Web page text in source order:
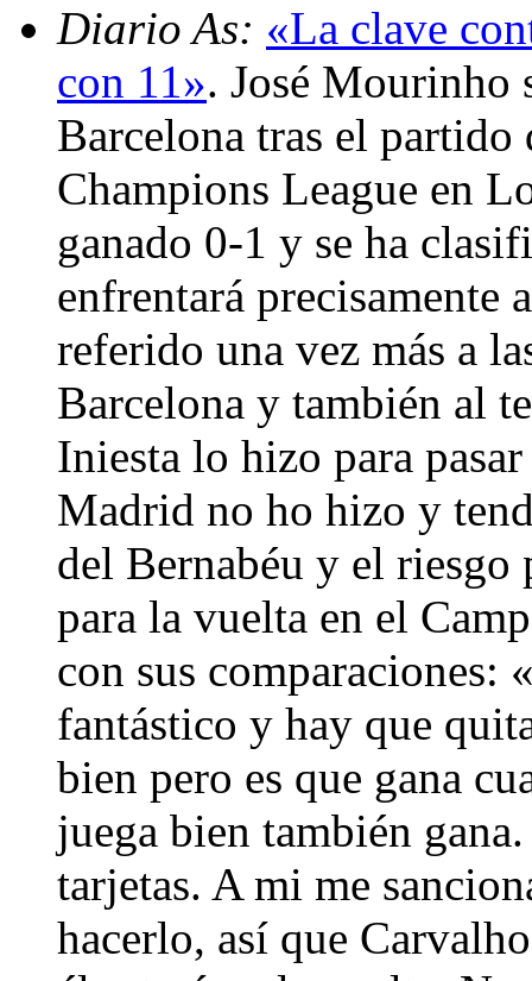
Diario As: «La clave
con 11». José Mourinho
Barcelona tras el
Champions League en
ganado 0-1 y se ha
enfrentará precisamente
referido una vez más a
Barcelona y también al
Iniesta lo hizo para
Madrid no ho hizo y
del Bernabéu y el
para la vuelta en el
con sus comparaciones:
fantástico y hay que
bien pero es que gana
juega bien también
tarjetas. A mi me
hacerlo, así que